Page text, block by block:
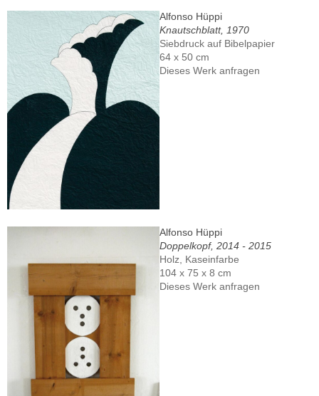
Alfonso Hüppi
Knautschblatt, 1970
Siebdruck auf Bibelpapier
64 x 50 cm
Dieses Werk anfragen
Alfonso Hüppi
Doppelkopf, 2014 - 2015
Holz, Kaseinfarbe
104 x 75 x 8 cm
Dieses Werk anfragen